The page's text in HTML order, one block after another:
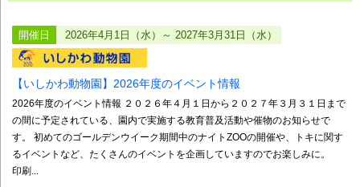
開催日 2026年4月1日（水）～ 2027年3月31日（水）
【いしかわ動物園】2026年度のイベント情報
2026年度のイベント情報 ２０２６年４月１日から２０２７年３月３１日まで
の間に予定されている、園内で実施する教育普及活動や催物のお知らせで
す。 初めてのゴールデンウイーク期間中のナイトZOOの開催や、トキに関す
るイベントなど、たくさんのイベントを企画していますのでお楽しみに。
印刷...